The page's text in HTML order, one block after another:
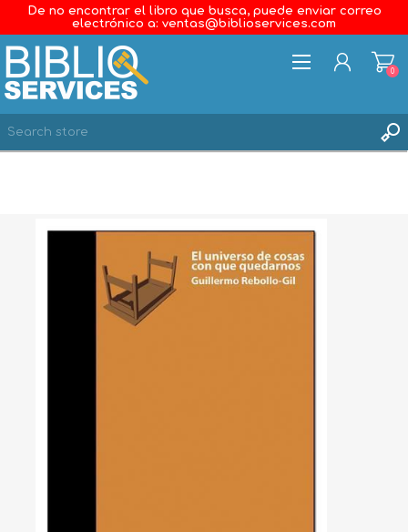
De no encontrar el libro que busca, puede enviar correo
electrónico a: ventas@biblioservices.com
0